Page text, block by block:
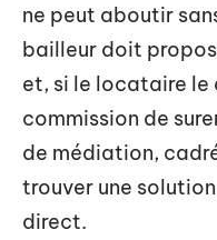
ne peut aboutir
bailleur doit
et, si le locataire le
commission de
de médiation,
trouver une
direct.